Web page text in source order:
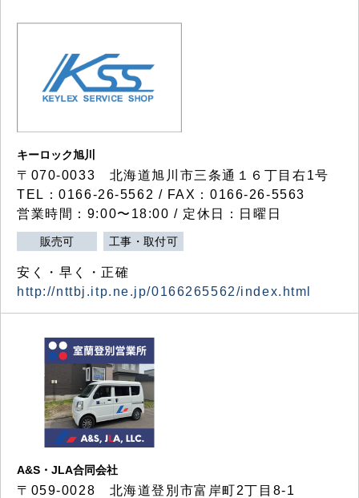
キーロック旭川
〒070-0033 北海道旭川市三条通１６丁目右1号
TEL：0166-26-5562 / FAX：0166-26-5563
営業時間：9:00〜18:00 / 定休日：日曜日
販売可 工事・取付可
安く・早く・正確
http://nttbj.itp.ne.jp/0166265562/index.html
A&S・JLA合同会社
〒 059-0028 北海道登別市富岸町2丁目 8-1